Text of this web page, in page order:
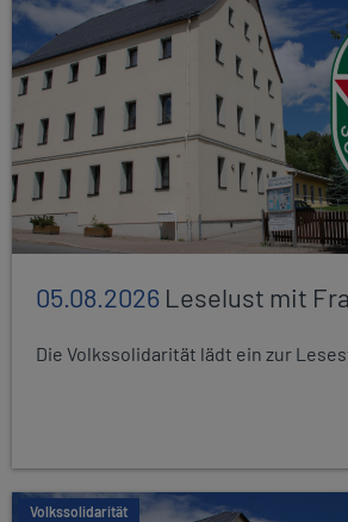
05.08.2026 Leselust mit
Die Volkssolidarität lädt ein zur
Volkssolidarität